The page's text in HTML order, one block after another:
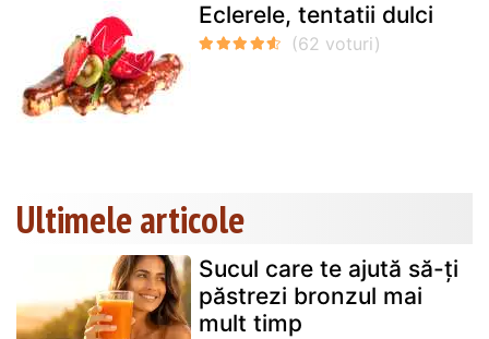
Eclerele, tentatii dulci
Ultimele articole
Sucul care te ajută să-ți
păstrezi bronzul mai
mult timp